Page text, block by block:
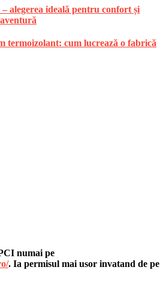
alegerea ideală pentru confort și
termoizolant: cum lucrează o fabrică
numai pe
. Ia permisul mai usor invatand de pe